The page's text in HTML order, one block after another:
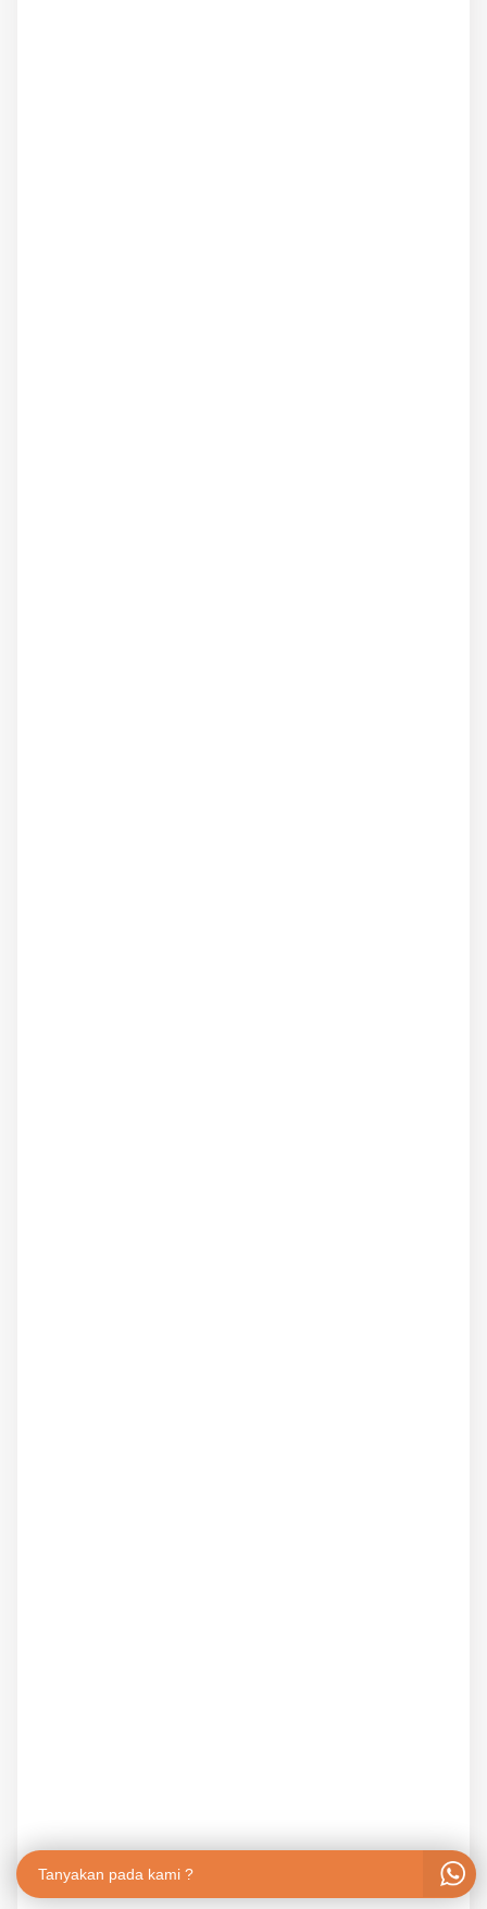
Tanyakan pada kami ?